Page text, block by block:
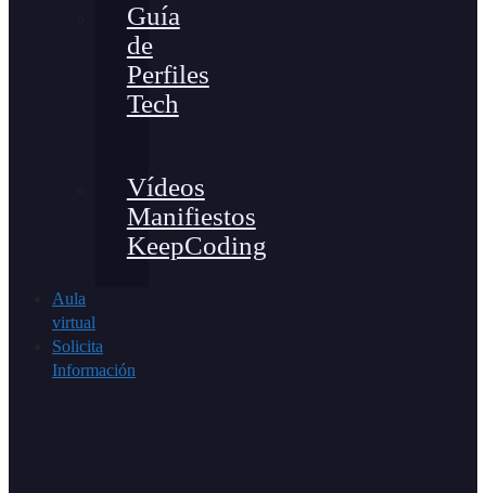
Guía
de
Perfiles
Tech
Vídeos
Manifiestos
KeepCoding
Aula
virtual
Solicita
Información